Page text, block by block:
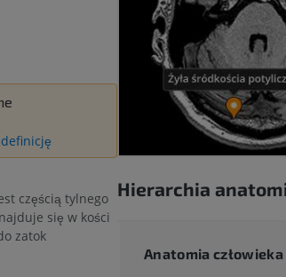
częścią tylnego
się w kości
zatok
Hierarchia
Anatomia człowieka